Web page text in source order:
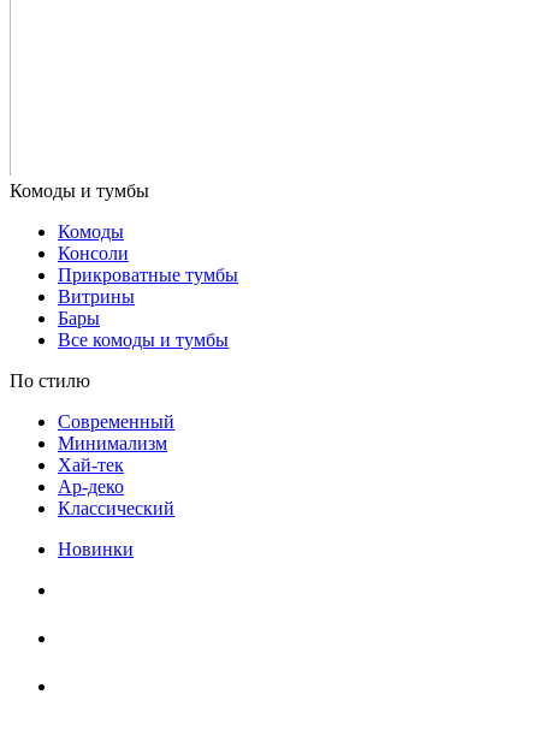
Комоды
Консоли
Прикроватные тумбы
Витрины
Бары